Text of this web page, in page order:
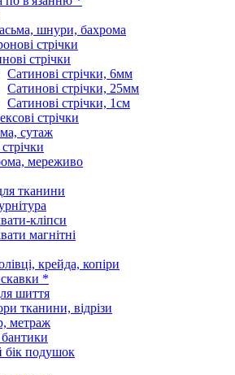
шнури, бахрома
стрічки
стрічки
Сатинові стрічки, 6мм
Сатинові стрічки, 25мм
Сатинові стрічки, 1см
стрічки
сутаж
мереживо
тканини
кліпси
магнітні
крейда, копіри
*
шиття
тканини, відрізи
метраж
бантики
бік подушок